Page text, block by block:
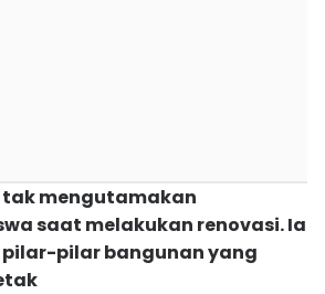
tak mengutamakan
saat melakukan renovasi. Ia
pilar bangunan yang